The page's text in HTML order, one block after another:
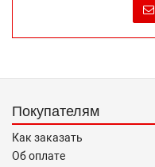
Требование
достоверную
«О защите прав
Покупателям
Как заказать
Об оплате